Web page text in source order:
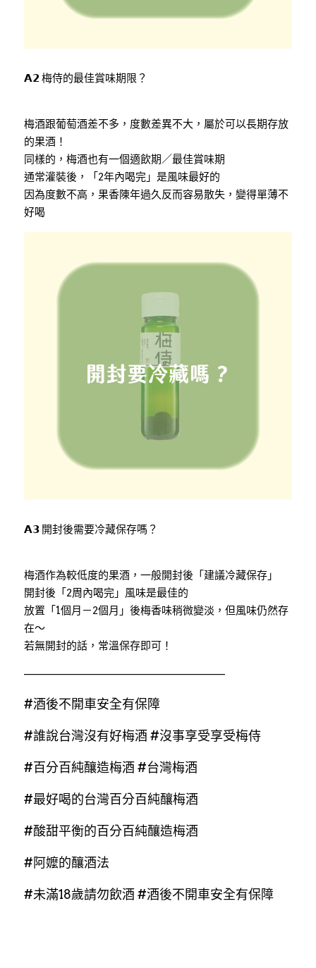
𝗔𝟮 梅侍的最佳賞味期限？
梅酒跟葡萄酒差不多，度數差異不大，屬於可以長期存放
的果酒！
同樣的，梅酒也有一個適飲期／最佳賞味期
通常灌裝後，「2年內喝完」是風味最好的
因為度數不高，果香陳年過久反而容易散失，變得單薄不
好喝
𝗔𝟯 開封後需要冷藏保存嗎？
梅酒作為較低度的果酒，一般開封後「建議冷藏保存」
開封後「2周內喝完」風味是最佳的
放置「1個月－2個月」後梅香味稍微變淡，但風味仍然存
在～
若無開封的話，常溫保存即可！
———————————————————
#酒後不開車安全有保障
#誰說台灣沒有好梅酒 #沒事享受享受梅侍
#百分百純釀造梅酒 #台灣梅酒
#最好喝的台灣百分百純釀梅酒
#酸甜平衡的百分百純釀造梅酒
#阿嬤的釀酒法
#未滿18歲請勿飲酒 #酒後不開車安全有保障